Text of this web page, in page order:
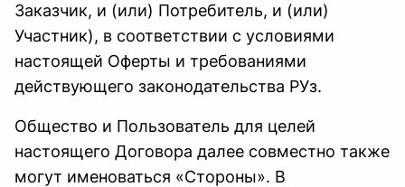
Заказчик, и (или) Потребитель, и (или)
Участник), в соответствии с условиями
настоящей Оферты и требованиями
действующего законодательства РУз.
Общество и Пользователь для целей
настоящего Договора далее совместно также
могут именоваться «Стороны». В